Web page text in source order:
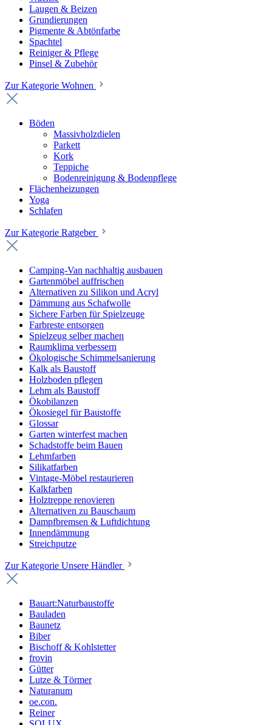
Laugen & Beizen
Grundierungen
Pigmente & Abtönfarbe
Spachtel
Reiniger & Pflege
Pinsel & Zubehör
Zur Kategorie Wohnen
Böden
Massivholzdielen
Parkett
Kork
Teppiche
Bodenreinigung & Bodenpflege
Flächenheizungen
Yoga
Schlafen
Zur Kategorie Ratgeber
Camping-Van nachhaltig ausbauen
Gartenmöbel auffrischen
Alternativen zu Silikon und Acryl
Dämmung aus Schafwolle
Sichere Farben für Spielzeuge
Farbreste entsorgen
Spielzeug selber machen
Raumklima verbessern
Ökologische Schimmelsanierung
Kalk als Baustoff
Holzboden pflegen
Lehm als Baustoff
Ökobilanzen
Ökosiegel für Baustoffe
Glossar
Garten winterfest machen
Schadstoffe beim Bauen
Lehmfarben
Silikatfarben
Vintage-Möbel restaurieren
Kalkfarben
Holztreppe renovieren
Alternativen zu Bauschaum
Dampfbremsen & Luftdichtung
Innendämmung
Streichputze
Zur Kategorie Unsere Händler
Bauart:Naturbaustoffe
Bauladen
Baunetz
Biber
Bischoff & Kohlstetter
frovin
Gütter
Lutze & Törmer
Naturanum
oe.con.
Reiner